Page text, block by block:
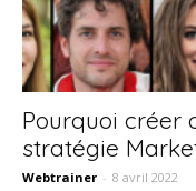
Pourquoi créer
stratégie
Webtrainer - 8 avril 2022